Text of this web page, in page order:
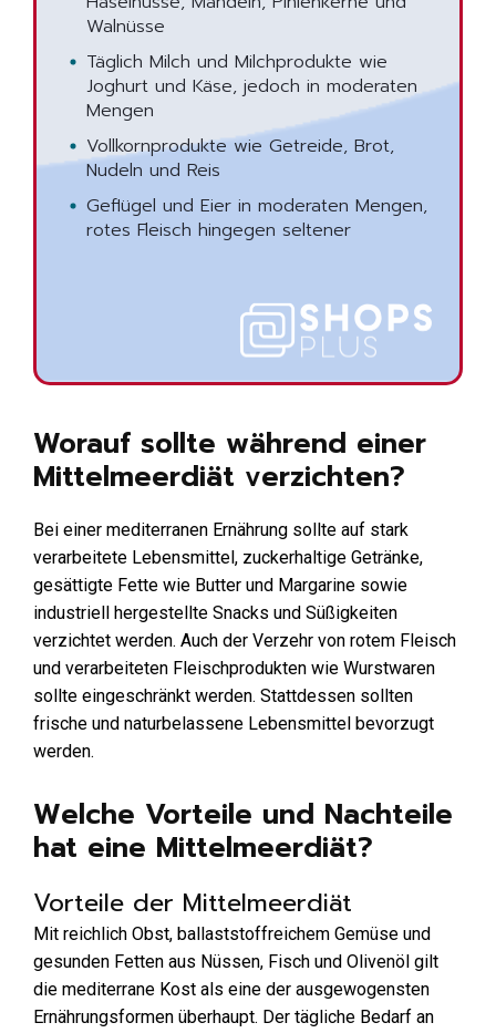
Walnüsse
Täglich Milch und Milchprodukte wie
Joghurt und Käse, jedoch in moderaten
Mengen
Vollkornprodukte wie Getreide, Brot,
Nudeln und Reis
Geflügel und Eier in moderaten Mengen,
rotes Fleisch hingegen seltener
Worauf sollte während einer
Mittelmeerdiät verzichten?
Bei einer mediterranen Ernährung sollte auf stark
verarbeitete Lebensmittel, zuckerhaltige Getränke,
gesättigte Fette wie Butter und Margarine sowie
industriell hergestellte Snacks und Süßigkeiten
verzichtet werden. Auch der Verzehr von rotem Fleisch
und verarbeiteten Fleischprodukten wie Wurstwaren
sollte eingeschränkt werden. Stattdessen sollten
frische und naturbelassene Lebensmittel bevorzugt
werden.
Welche Vorteile und Nachteile
hat eine Mittelmeerdiät?
Vorteile der Mittelmeerdiät
Mit reichlich Obst, ballaststoffreichem Gemüse und
gesunden Fetten aus Nüssen, Fisch und Olivenöl gilt
die mediterrane Kost als eine der ausgewogensten
Ernährungsformen überhaupt. Der tägliche Bedarf an